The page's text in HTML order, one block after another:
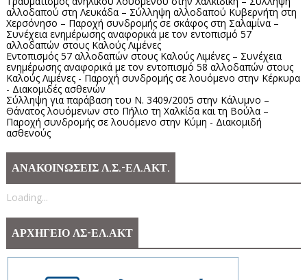
αλλοδαπού στη Λευκάδα – Σύλληψη αλλοδαπού Κυβερνήτη στη
Χερσόνησο – Παροχή συνδρομής σε σκάφος στη Σαλαμίνα –
Συνέχεια ενημέρωσης αναφορικά με τον εντοπισμό 57
αλλοδαπών στους Καλούς Λιμένες
Εντοπισμός 57 αλλοδαπών στους Καλούς Λιμένες – Συνέχεια
ενημέρωσης αναφορικά με τον εντοπισμό 58 αλλοδαπών στους
Καλούς Λιμένες - Παροχή συνδρομής σε λουόμενο στην Κέρκυρα
- Διακομιδές ασθενών
Σύλληψη για παράβαση του Ν. 3409/2005 στην Κάλυμνο –
Θάνατος λουόμενων στο Πήλιο τη Χαλκίδα και τη Βούλα –
Παροχή συνδρομής σε λουόμενο στην Κύμη - Διακομιδή
ασθενούς
ΑΝΑΚΟΙΝΩΣΕΙΣ Λ.Σ.-ΕΛ.ΑΚΤ.
Loading...
ΑΡΧΗΓΕΙΟ ΛΣ-ΕΛ.ΑΚΤ